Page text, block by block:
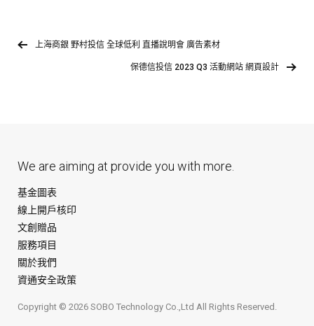
上海商銀 野村投信 全球低利 直播說明會 廣告素材
保德信投信 2023 Q3 活動網站 網頁設計
We are aiming at provide you with more.
基金圖表
線上開戶核印
文創贈品
服務項目
關於我們
資通安全政策
Copyright © 2026 SOBO Technology Co.,Ltd All Rights Reserved.